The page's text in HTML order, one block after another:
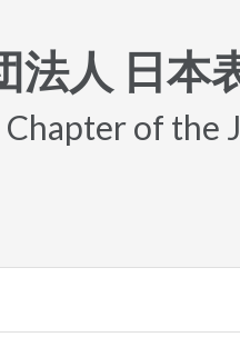
法人 日本
of the